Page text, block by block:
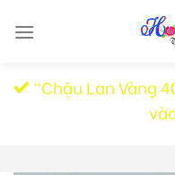
“Chậu Lan Vàng